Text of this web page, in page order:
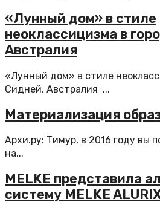
«Лунный дом» в стиле
неоклассицизма в
Австралия
«Лунный дом» в стиле
Сидней, Австралия ...
Материализация
Архи.ру: Тимур, в 2016 году вы
на...
MELKE представила
систему MELKE